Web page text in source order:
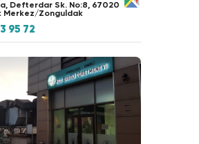
Defterdar Sk. No:8, 67020
Merkez/Zonguldak
95 72